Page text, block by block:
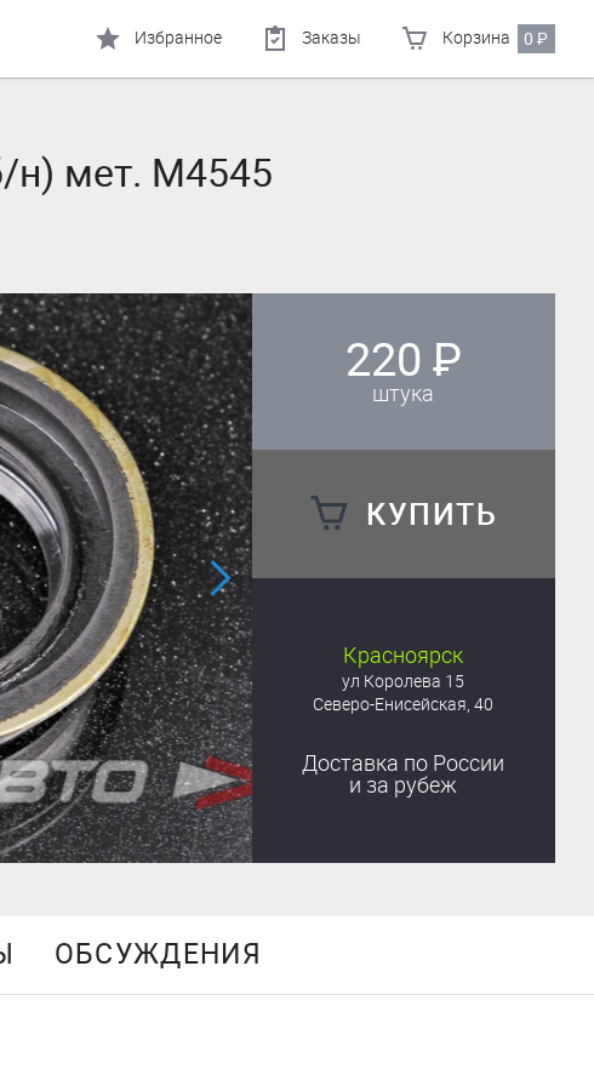
Избранное Заказы Корзина 0₽
н) мет. M4545
220 ₽
штука
КУПИТЬ
Красноярск
ул Королева 15
Северо-Енисейская, 40
Доставка по России
и за рубеж
ОБСУЖДЕНИЯ